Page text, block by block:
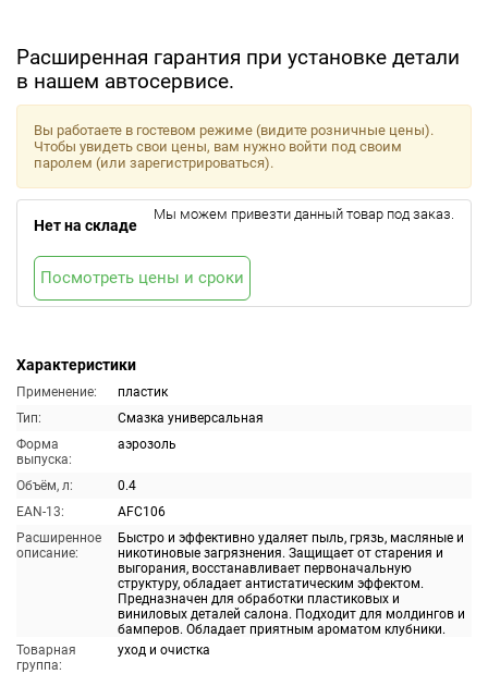
Расширенная гарантия при установке детали
в нашем автосервисе.
Характеристики
Применение:
пластик
Тип:
Смазка универсальная
Форма
выпуска:
аэрозоль
Объём, л:
0.4
EAN-13:
AFC106
Расширенное
описание:
Быстро и эффективно удаляет пыль, грязь, масляные и
никотиновые загрязнения. Защищает от старения и
выгорания, восстанавливает первоначальную
структуру, обладает антистатическим эффектом.
Предназначен для обработки пластиковых и
виниловых деталей салона. Подходит для молдингов и
бамперов. Обладает приятным ароматом клубники.
Товарная
группа:
уход и очистка
Вы работаете в гостевом режиме (видите розничные цены).
Чтобы увидеть свои цены, вам нужно войти под своим
паролем (или зарегистрироваться).
Нет на складе
Мы можем привезти данный товар под заказ.
Посмотреть цены и сроки